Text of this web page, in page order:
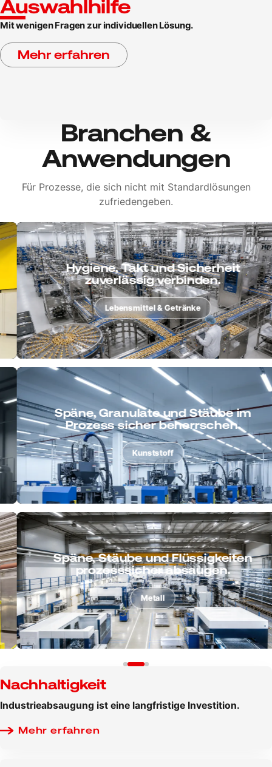
Auswahlhilfe
Mit wenigen Fragen zur individuellen Lösung.
Mehr erfahren
Branchen &
Anwendungen
Für Prozesse, die sich nicht mit Standardlösungen
zufriedengeben.
Hygiene, Takt und Sicherheit
zuverlässig verbinden.
Lebensmittel & Getränke
Späne, Granulate und Stäube im
Prozess sicher beherrschen.
Kunststoff
Späne, Stäube und Flüssigkeiten
prozesssicher absaugen.
Metall
Nachhaltigkeit
Industrieabsaugung ist eine langfristige Investition.
Mehr erfahren